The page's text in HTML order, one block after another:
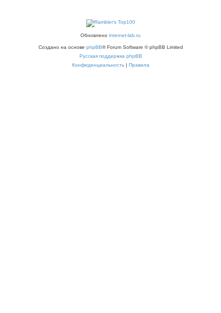
Обновлено internet-lab.ru
Создано на основе phpBB® Forum Software © phpBB Limited
Русская поддержка phpBB
Конфиденциальность | Правила